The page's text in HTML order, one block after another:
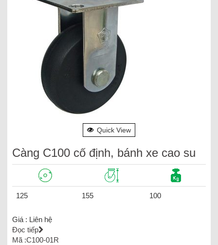
Quick View
Càng C100 cố định, bánh xe cao su
125 155 100
Giá : Liên hệ
Đọc tiếp
Mã :C100-01R